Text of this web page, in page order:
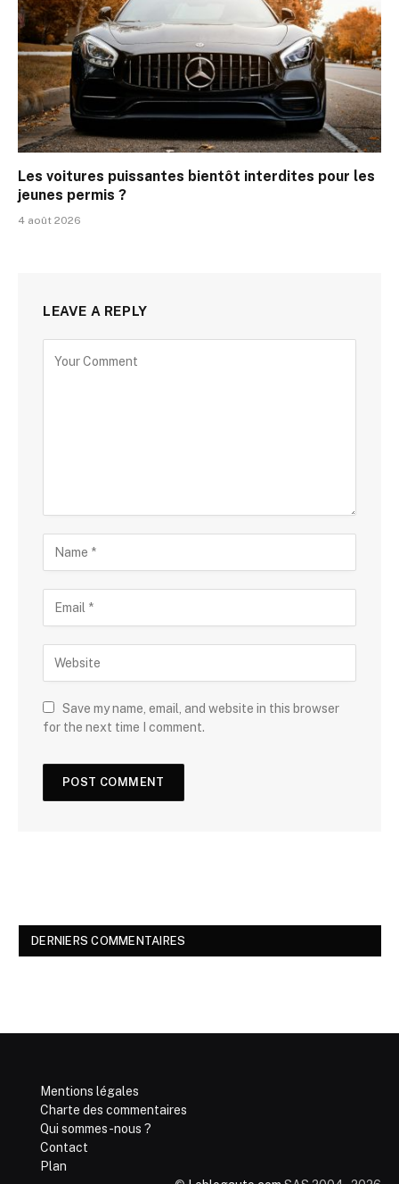
Les voitures puissantes bientôt interdites pour les
jeunes permis ?
4 août 2026
LEAVE A REPLY
Save my name, email, and website in this browser
for the next time I comment.
DERNIERS COMMENTAIRES
Mentions légales
Charte des commentaires
Qui sommes-nous ?
Contact
Plan